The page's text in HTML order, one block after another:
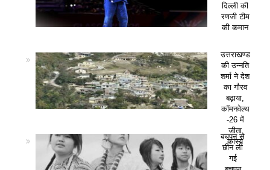
दिल्ली की
रणजी टीम
की कमान
उत्तराखण्ड
की उन्नति
शर्मा ने देश
का गौरव
बढ़ाया,
कॉमनवेल्थ
-26 में
जीता
कांस्य
बचपन से
छीन ली
गई